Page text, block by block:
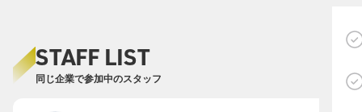
STAFF LIST
同じ企業で参加中のスタッフ